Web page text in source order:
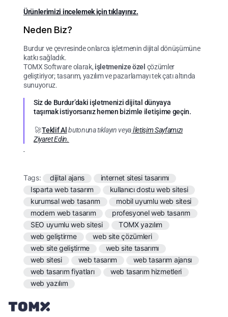
Ürünlerimizi incelemek için tıklayınız.
Neden Biz?
Burdur ve çevresinde onlarca işletmenin dijital dönüşümüne
katkı sağladık.
TOMX Software olarak, işletmenize özel çözümler
geliştiriyor; tasarım, yazılım ve pazarlamayı tek çatı altında
sunuyoruz.
Siz de Burdur’daki işletmenizi dijital dünyaya
taşımak istiyorsanız hemen bizimle iletişime geçin.
🚀Teklif Al butonuna tıklayın veyaİletişim Sayfamızı
Ziyaret Edin.
Tags: dijital ajans
internet sitesi tasarımı
Isparta web tasarım
kullanıcı dostu web sitesi
kurumsal web tasarım
mobil uyumlu web sitesi
modern web tasarım
profesyonel web tasarım
SEO uyumlu web sitesi
TOMX yazılım
web geliştirme
web site çözümleri
web site geliştirme
web site tasarımı
web sitesi
web tasarım
web tasarım ajansı
web tasarım fiyatları
web tasarım hizmetleri
web yazılım